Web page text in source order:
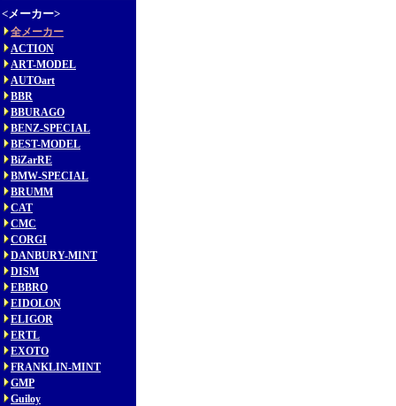
<メーカー>
全メーカー
ACTION
ART-MODEL
AUTOart
BBR
BBURAGO
BENZ-SPECIAL
BEST-MODEL
BiZarRE
BMW-SPECIAL
BRUMM
CAT
CMC
CORGI
DANBURY-MINT
DISM
EBBRO
EIDOLON
ELIGOR
ERTL
EXOTO
FRANKLIN-MINT
GMP
Guiloy